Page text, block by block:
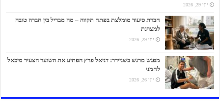
יוני 29, 2026
חברת סיעוד מומלצת בפתח תקווה – מה מבדיל בין חברה טובה
למצוינת
יוני 29, 2026
מפגש מרגש בשניידר: דניאל פרץ הפתיע את השוער הצעיר מיכאל
לחמני
יוני 26, 2026